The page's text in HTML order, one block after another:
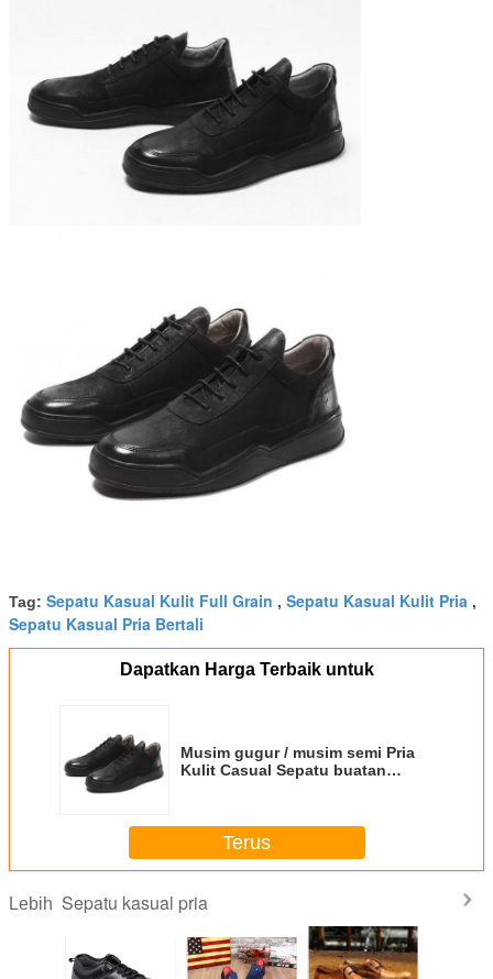
Tag: Sepatu Kasual Kulit Full Grain , Sepatu Kasual Kulit Pria ,
Sepatu Kasual Pria Bertali
Dapatkan Harga Terbaik untuk
Musim gugur / musim semi Pria
Kulit Casual Sepatu buatan
Terus
Lebih Sepatu kasual pria